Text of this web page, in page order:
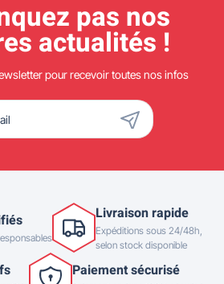
pas nos
actualités !
pour recevoir toutes nos infos
Livraison rapide
Expéditions sous 24/48h,
selon stock disponible
Paiement sécurisé